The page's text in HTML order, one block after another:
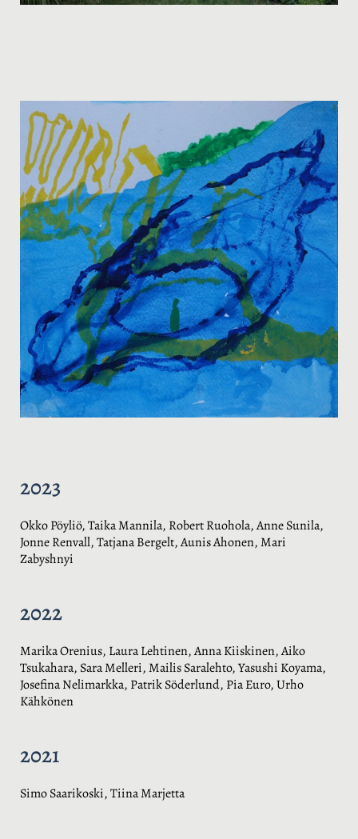
2023
Okko Pöyliö, Taika Mannila, Robert Ruohola, Anne Sunila,
Jonne Renvall, Tatjana Bergelt, Aunis Ahonen, Mari
Zabyshnyi
2022
Marika Orenius, Laura Lehtinen, Anna Kiiskinen, Aiko
Tsukahara, Sara Melleri, Mailis Saralehto, Yasushi Koyama,
Josefina Nelimarkka, Patrik Söderlund, Pia Euro, Urho
Kähkönen
2021
Simo Saarikoski, Tiina Marjetta